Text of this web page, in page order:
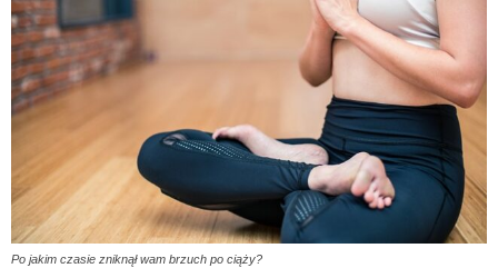
Po jakim czasie zniknął wam brzuch po ciąży?